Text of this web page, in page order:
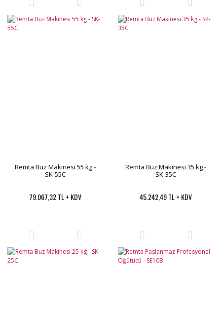
Remta Buz Makinesi 55 kg -
SK-55C
79.067,32 TL + KDV
Remta Buz Makinesi 35 kg -
SK-35C
45.242,49 TL + KDV